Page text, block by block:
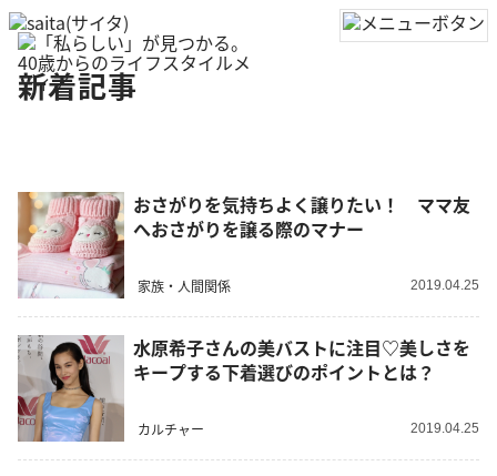
新着記事
おさがりを気持ちよく譲りたい！ ママ友
へおさがりを譲る際のマナー
家族・人間関係 2019.04.25
水原希子さんの美バストに注目♡美しさを
キープする下着選びのポイントとは？
カルチャー 2019.04.25